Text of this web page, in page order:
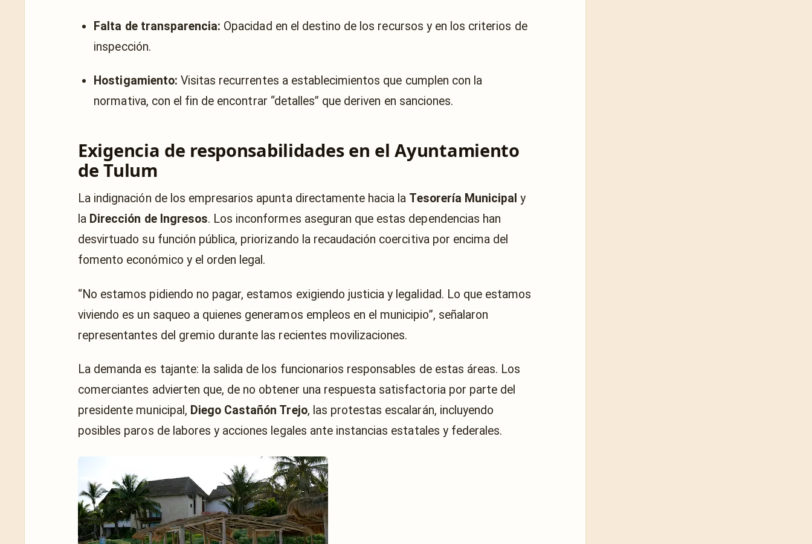
Falta de transparencia: Opacidad en el destino de los recursos y en los criterios de
inspección.
Hostigamiento: Visitas recurrentes a establecimientos que cumplen con la
normativa, con el fin de encontrar “detalles” que deriven en sanciones.
Exigencia de responsabilidades en el Ayuntamiento
de Tulum
La indignación de los empresarios apunta directamente hacia la Tesorería Municipal y
la Dirección de Ingresos. Los inconformes aseguran que estas dependencias han
desvirtuado su función pública, priorizando la recaudación coercitiva por encima del
fomento económico y el orden legal.
“No estamos pidiendo no pagar, estamos exigiendo justicia y legalidad. Lo que estamos
viviendo es un saqueo a quienes generamos empleos en el municipio”, señalaron
representantes del gremio durante las recientes movilizaciones.
La demanda es tajante: la salida de los funcionarios responsables de estas áreas. Los
comerciantes advierten que, de no obtener una respuesta satisfactoria por parte del
presidente municipal, Diego Castañón Trejo, las protestas escalarán, incluyendo
posibles paros de labores y acciones legales ante instancias estatales y federales.